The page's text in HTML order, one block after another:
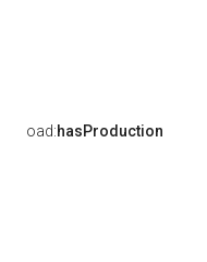
oad:hasProduction